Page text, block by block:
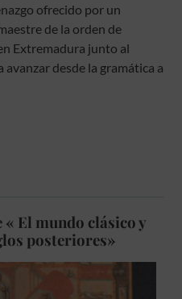
ofrecido por un
maestre de la orden de
Extremadura junto al
desde la gramática a
El mundo clásico y
posteriores»